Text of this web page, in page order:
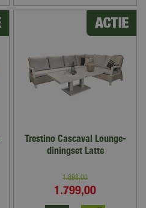
Trestino Cascaval Lounge-
diningset Latte
1.898,00
1.799,00